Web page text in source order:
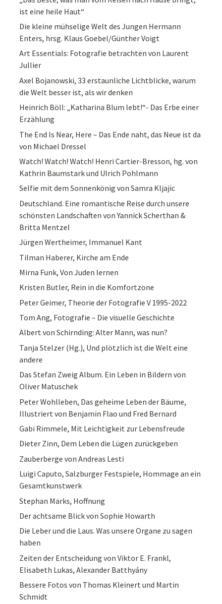
ist eine heile Haut“
Die kleine mühselige Welt des Jungen Hermann
Enters, hrsg. Klaus Goebel/Günther Voigt
Art Essentials: Fotografie betrachten von Laurent
Jullier
Axel Bojanowski, 33 erstaunliche Lichtblicke, warum
die Welt besser ist, als wir denken
Heinrich Böll: „Katharina Blum lebt!“- Das Erbe einer
Erzählung
The End Is Near, Here – Das Ende naht, das Neue ist da
von Michael Dressel
Watch! Watch! Watch! Henri Cartier-Bresson, hg. von
Kathrin Baumstark und Ulrich Pohlmann
Selfie mit dem Sonnenkönig von Samra Kljajic
Deutschland. Eine romantische Reise durch unsere
schönsten Landschaften von Yannick Scherthan &
Britta Mentzel
Jürgen Wertheimer, Immanuel Kant
Tilman Haberer, Kirche am Ende
Mirna Funk, Von Juden lernen
Kristen Butler, Rein in die Komfortzone
Peter Geimer, Theorie der Fotografie V 1995-2022
Tom Ang, Fotografie – Die visuelle Geschichte
Albert von Schirnding: Alter Mann, was nun?
Tanja Stelzer (Hg.), Und plötzlich ist die Welt eine
andere
Das Stefan Zweig Album. Ein Leben in Bildern von
Oliver Matuschek
Peter Wohlleben, Das geheime Leben der Bäume,
Illustriert von Benjamin Flao und Fred Bernard
Gabi Rimmele, Mit Leichtigkeit zur Lebensfreude
Dieter Zinn, Dem Leben die Lügen zurückgeben
Zauberberge von Andreas Lesti
Luigi Caputo, Salzburger Festspiele, Hommage an ein
Gesamtkunstwerk
Stephan Marks, Hoffnung
Der achtsame Blick von Sophie Howarth
Die Leber und die Laus. Was unsere Organe zu sagen
haben
Zeiten der Entscheidung von Viktor E. Frankl,
Elisabeth Lukas, Alexander Batthyány
Bessere Fotos von Thomas Kleinert und Martin
Schmidt